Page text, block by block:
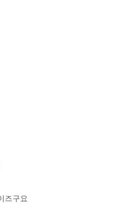
즈구요